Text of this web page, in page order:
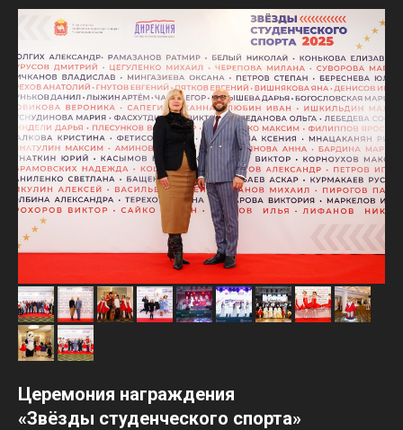
Церемония награждения
«Звёзды студенческого спорта»